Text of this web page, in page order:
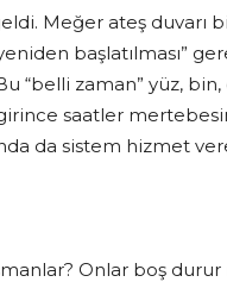
Meğer ateş duvarı
başlatılması”
“belli zaman” yüz,
saatler
da sistem hizmet
Onlar boş